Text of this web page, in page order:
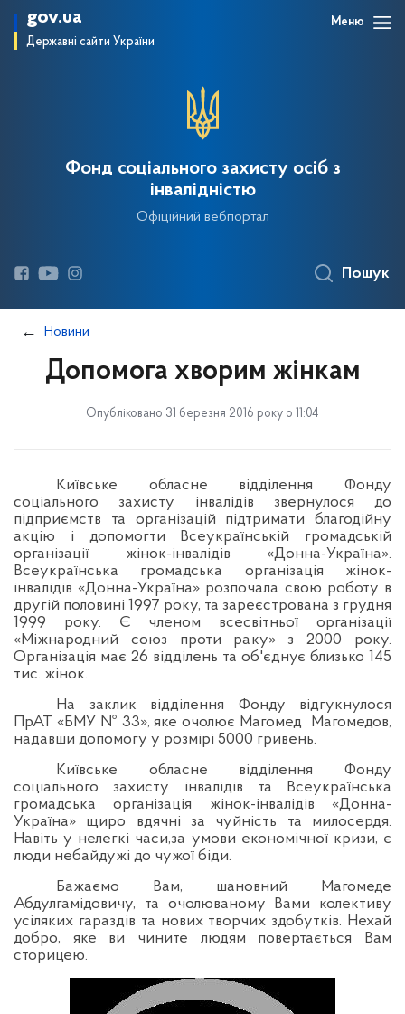
gov.ua
Державні сайти України
Меню
Фонд соціального захисту осіб з
інвалідністю
Офіційний вебпортал
Пошук
Новини
Допомога хворим жінкам
Опубліковано 31 березня 2016 року о 11:04
Київське обласне відділення Фонду
соціального захисту інвалідів звернулося до
підприємств та організацій підтримати благодійну
акцію і допомогти Всеукраїнській громадській
організації жінок-інвалідів «Донна-Україна».
Всеукраїнська громадська організація жінок-
інвалідів «Донна-Україна» розпочала свою роботу в
другій половині 1997 року, та зареєстрована з грудня
1999 року. Є членом всесвітньої організації
«Міжнародний союз проти раку» з 2000 року.
Організація має 26 відділень та об'єднує близько 145
тис. жінок.
На заклик відділення Фонду відгукнулося
ПрАТ «БМУ № 33», яке очолює Магомед
Магомедов,
надавши допомогу у розмірі 5000 гривень.
Київське обласне відділення Фонду
соціального захисту інвалідів та Всеукраїнська
громадська організація жінок-інвалідів «Донна-
Україна» щиро вдячні за чуйність та милосердя.
Навіть у нелегкі часи,за умови економічної кризи, є
люди небайдужі до чужої біди.
Бажаємо Вам, шановний Магомеде
Абдулгамідовичу, та очолюваному Вами колективу
усіляких гараздів та нових творчих здобутків. Нехай
добро, яке ви чините людям повертається Вам
сторицею.